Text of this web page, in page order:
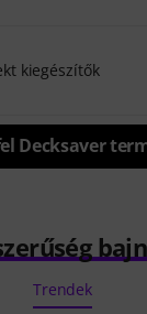
kiegészítők
Decksaver
Trendek